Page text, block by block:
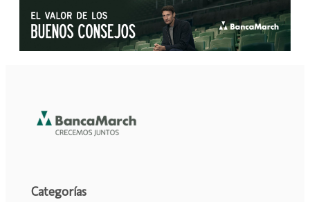
Categorías